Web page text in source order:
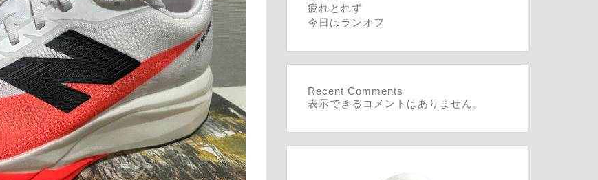
疲れとれず
今日はランオフ
Recent Comments
表示できるコメントはありません。